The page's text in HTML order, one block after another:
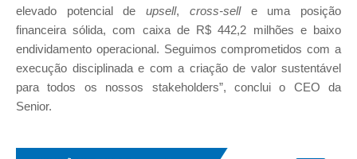
elevado potencial deupsell, cross-sell e uma posição
financeira sólida, com caixa de R$ 442,2 milhões e baixo
endividamento operacional. Seguimos comprometidos com a
execução disciplinada e com a criação de valor sustentável
para todos os nossos stakeholders”, conclui o CEO da
Senior.